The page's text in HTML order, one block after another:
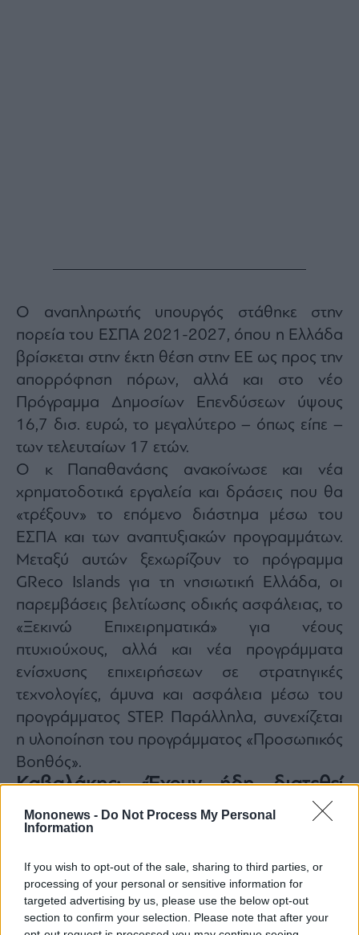
Mononews - Do Not Process My Personal
Information
If you wish to opt-out of the sale, sharing to third parties, or
processing of your personal or sensitive information for
targeted advertising by us, please use the below opt-out
section to confirm your selection. Please note that after your
Ο αναπληρωτής υπουργός στάθηκε στην
πορεία του ΕΣΠΑ 2021-2027, όπου η Ελλάδα
βρίσκεται στην έκτη θέση στην ΕΕ ως προς την
απορρόφηση πόρων, αλλά και στο νέο
Πρόγραμμα Δημοσίων Επενδύσεων ύψους
16,7 δισ. ευρώ, το μεγαλύτερο – όπως είπε –
των τελευταίων 17 ετών.
Ο κ Παπαθανάσης ανακοίνωσε και νέα
χρηματοδοτικά εργαλεία και δράσεις που θα
«τρέξουν» το επόμενο διάστημα μέσω του
ΕΣΠΑ και των αναπτυξιακών προγραμμάτων.
Μεταξύ αυτών ξεχωρίζουν το πρόγραμμα
GReco Islands για τη νησιωτική Ελλάδα, οι
παρεμβάσεις βελτίωσης οδικής ασφάλειας, το
«Ξεκινώ Επιχειρηματικά» για νέους
πτυχιούχους, αλλά και νέα προγράμματα
ενίσχυσης επιχειρήσεων σε στρατηγικές
τεχνολογίες, άμυνα και ασφάλεια μέσω του
προγράμματος STEP. Παράλληλα, συνεχίζεται
η υλοποίηση του προγράμματος «Προσωπικός
Βοηθός».
Καβαλάκης: «Έχουν ήδη διατεθεί
όλοι οι πόροι προς τις τράπεζες»
Ανάκαμψης, ο Διοικητής της Ειδικής Υπηρεσίας
Συντονισμού του Ταμείου Ανάκαμψης
Ορέστης Καβαλάκης σημείωσε ότι «έχουν ήδη